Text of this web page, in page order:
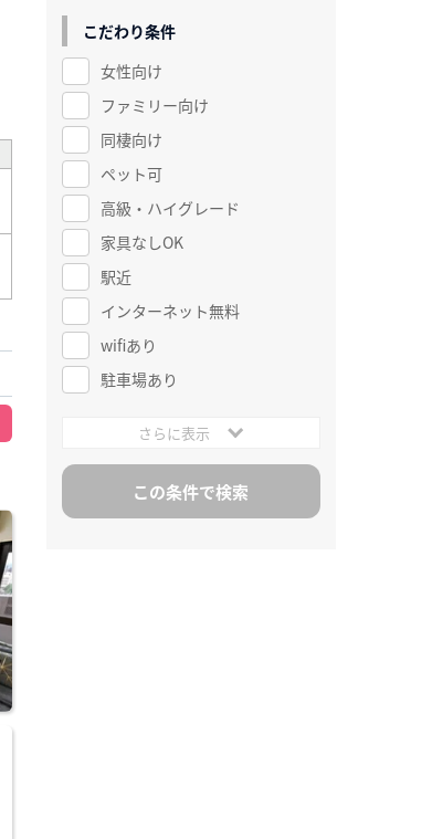
こだわり条件
女性向け
ファミリー向け
同棲向け
ペット可
高級・ハイグレード
家具なしOK
駅近
インターネット無料
wifiあり
駐車場あり
さらに表示